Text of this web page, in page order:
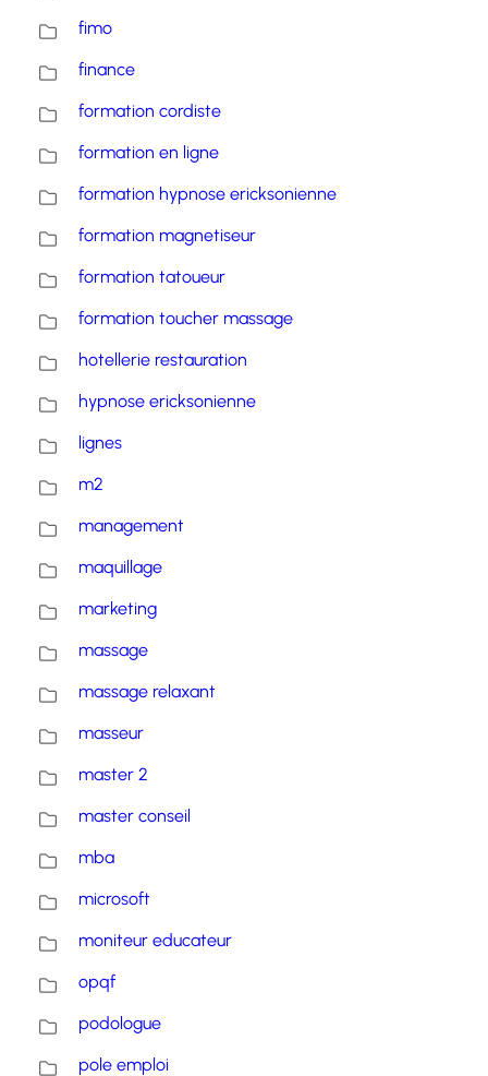
fimo
finance
formation cordiste
formation en ligne
formation hypnose ericksonienne
formation magnetiseur
formation tatoueur
formation toucher massage
hotellerie restauration
hypnose ericksonienne
lignes
m2
management
maquillage
marketing
massage
massage relaxant
masseur
master 2
master conseil
mba
microsoft
moniteur educateur
opqf
podologue
pole emploi